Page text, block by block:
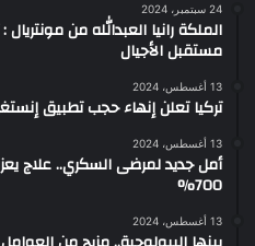
24 سبتمبر، 2024
الملكة رانيا العبدالله من
مستقبل الأجيال
13 أغسطس، 2024
تركيا تعلن إنهاء حجب تطبيق
13 أغسطس، 2024
أمل جديد لمرضى السكري.. علاج
700%
13 أغسطس، 2024